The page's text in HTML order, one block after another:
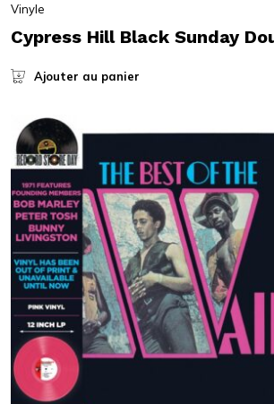
Vinyle
Cypress Hill Black Sunday
Ajouter au panier